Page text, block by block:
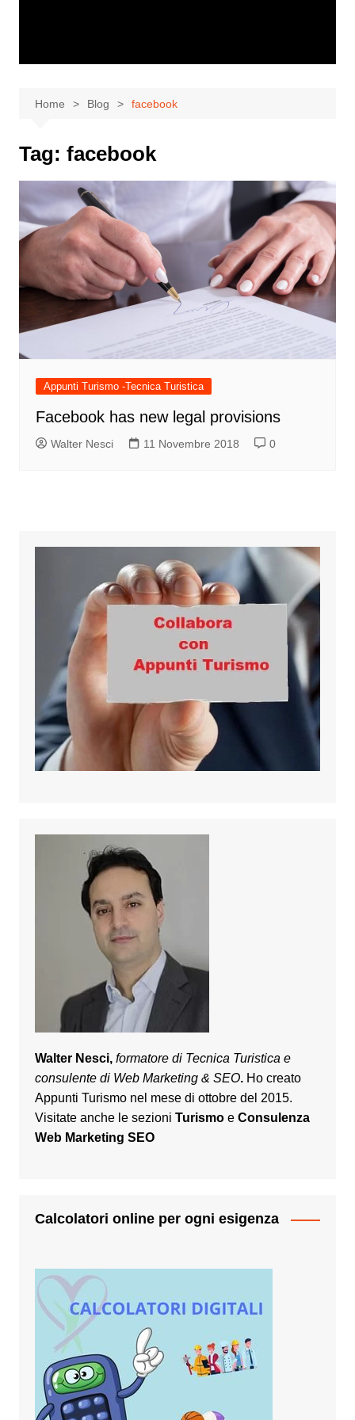
Home Blog facebook
Tag: facebook
Appunti Turismo -Tecnica Turistica
Facebook has new legal provisions
Walter Nesci 11 Novembre 2018 0
Walter Nesci, formatore di Tecnica Turistica e
consulente di Web Marketing & SEO. Ho creato
Appunti Turismo nel mese di ottobre del 2015.
Visitate anche le sezioni Turismo e Consulenza
Web Marketing SEO
Calcolatori online per ogni esigenza